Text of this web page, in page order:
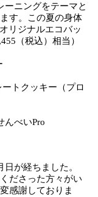
ニングをテーマと
す。この夏の身体
リジナルエコバッ
（税込）相当）
トクッキー（プロ
んべいPro
が経ちました。
ださった方々がい
感謝しておりま